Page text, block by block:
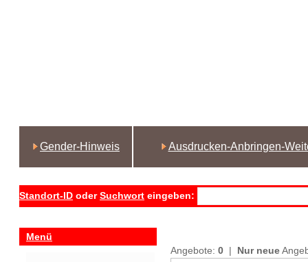
Gender-Hinweis Ausdrucken-Anbringen-
Standort-ID oderSuchwort eingeben:
Menü
Angebote: 0 | Nur neue